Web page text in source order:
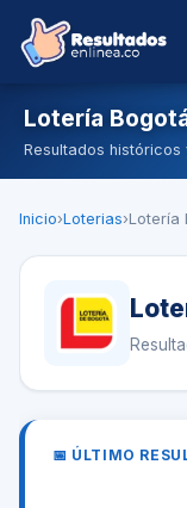
Lotería
Resultados
Inicio›Loterias›Lotería
📅 ÚLTIMO